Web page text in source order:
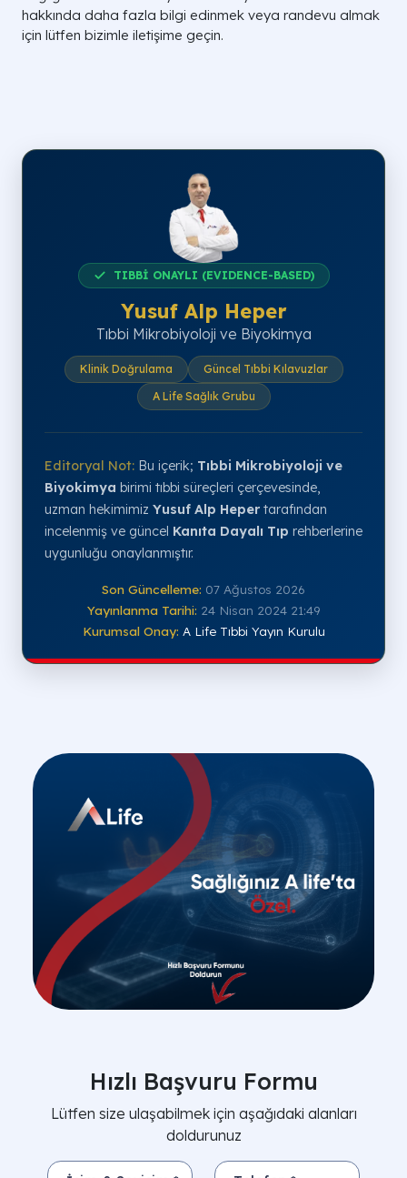
hakkında daha fazla bilgi edinmek veya randevu almak
için lütfen bizimle iletişime geçin.
TIBBİ ONAYLI (EVIDENCE-BASED)
Yusuf Alp Heper
Tıbbi Mikrobiyoloji ve Biyokimya
Klinik Doğrulama
Güncel Tıbbi Kılavuzlar
A Life Sağlık Grubu
Editoryal Not: Bu içerik; Tıbbi Mikrobiyoloji ve
Biyokimya birimi tıbbi süreçleri çerçevesinde,
uzman hekimimiz Yusuf Alp Heper tarafından
incelenmiş ve güncel Kanıta Dayalı Tıp rehberlerine
uygunluğu onaylanmıştır.
Son Güncelleme: 07 Ağustos 2026
Yayınlanma Tarihi: 24 Nisan 2024 21:49
Kurumsal Onay: A Life Tıbbi Yayın Kurulu
Hızlı Başvuru Formu
Lütfen size ulaşabilmek için aşağıdaki alanları
doldurunuz
İsim & Soyisim * Telefon *